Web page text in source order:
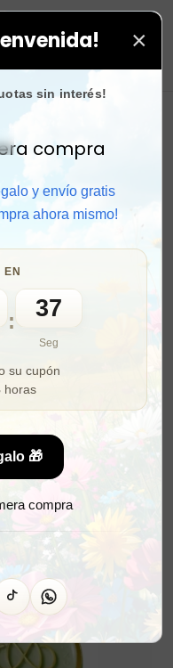
×
sin interés!
compra
y envío gratis
ahora mismo!
:
35
Seg
su cupón
horas
🎁
compra
💙 +50.000